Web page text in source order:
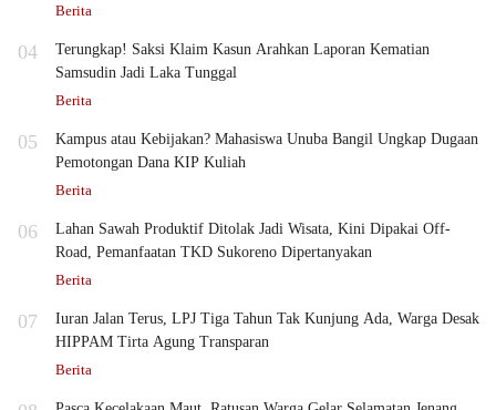
Berita
04
Terungkap! Saksi Klaim Kasun Arahkan Laporan Kematian
Samsudin Jadi Laka Tunggal
Berita
05
Kampus atau Kebijakan? Mahasiswa Unuba Bangil Ungkap Dugaan
Pemotongan Dana KIP Kuliah
Berita
06
Lahan Sawah Produktif Ditolak Jadi Wisata, Kini Dipakai Off-
Road, Pemanfaatan TKD Sukoreno Dipertanyakan
Berita
07
Iuran Jalan Terus, LPJ Tiga Tahun Tak Kunjung Ada, Warga Desak
HIPPAM Tirta Agung Transparan
Berita